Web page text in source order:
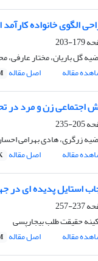
الگوی خانواده
179-203
گل باریان، مختار
مقاله
اصل مقاله
اجتماعی زن و مرد در
205-235
زرگری، هادی بهرامی
مقاله
اصل مقاله
استایل پدیده ای در
237-257
حقیقت طلب بیجارپسی
مقاله
اصل مقاله